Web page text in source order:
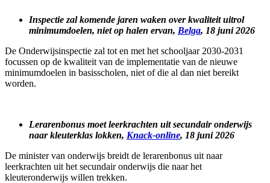
Inspectie zal komende jaren waken over kwaliteit uitrol
minimumdoelen, niet op halen ervan, Belga, 18 juni 2026
De Onderwijsinspectie zal tot en met het schooljaar 2030-2031
focussen op de kwaliteit van de implementatie van de nieuwe
minimumdoelen in basisscholen, niet of die al dan niet bereikt
worden.
Lerarenbonus moet leerkrachten uit secundair onderwijs
naar kleuterklas lokken, Knack-online, 18 juni 2026
De minister van onderwijs breidt de lerarenbonus uit naar
leerkrachten uit het secundair onderwijs die naar het
kleuteronderwijs willen trekken.